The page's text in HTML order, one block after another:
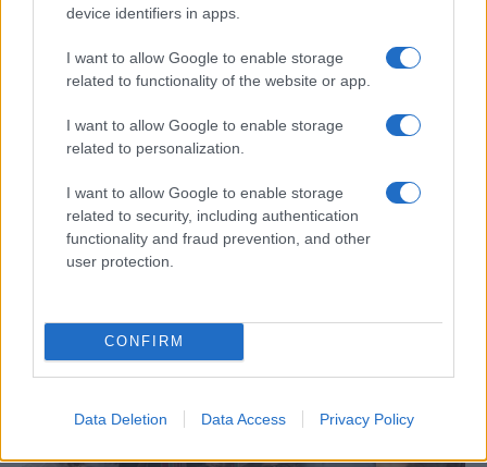
device identifiers in apps.
I want to allow Google to enable storage
related to functionality of the website or app.
I want to allow Google to enable storage
related to personalization.
I want to allow Google to enable storage
related to security, including authentication
functionality and fraud prevention, and other
user protection.
CONFIRM
Data Deletion Data Access Privacy Policy
Nincsenek szavaink erre a barbárságra
szigetmonostori holokauszt-
emléktáblát